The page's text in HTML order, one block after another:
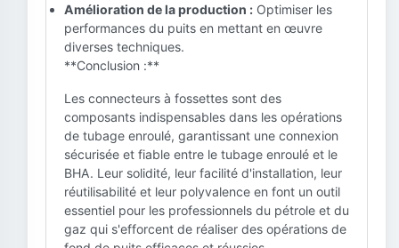
Amélioration de la production : Optimiser les
performances du puits en mettant en œuvre
diverses techniques.
**Conclusion :**
Les connecteurs à fossettes sont des
composants indispensables dans les opérations
de tubage enroulé, garantissant une connexion
sécurisée et fiable entre le tubage enroulé et le
BHA. Leur solidité, leur facilité d'installation, leur
réutilisabilité et leur polyvalence en font un outil
essentiel pour les professionnels du pétrole et du
gaz qui s'efforcent de réaliser des opérations de